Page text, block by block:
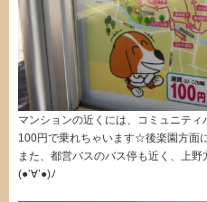
マンションの近くには、コミュニティ
100円で乗れちゃいます☆後楽園方面
また、都営バスのバス停も近く、上
(●’∀’●)ﾉ